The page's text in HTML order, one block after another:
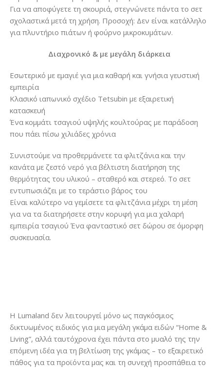
Για να αποφύγετε τη σκουριά, στεγνώνετε πάντα το σετ
σχολαστικά μετά τη χρήση. Προσοχή: Δεν είναι κατάλληλο
για πλυντήριο πιάτων ή φούρνο μικροκυμάτων.
Διαχρονικό & με μεγάλη διάρκεια
Εσωτερικό με εμαγιέ για μια καθαρή και γνήσια γευστική
εμπειρία
Κλασικό ιαπωνικό σχέδιο Tetsubin με εξαιρετική
κατασκευή
Ένα κομμάτι τσαγιού υψηλής κουλτούρας με παράδοση
που πάει πίσω χιλιάδες χρόνια
Συνιστούμε να προθερμάνετε τα φλιτζάνια και την
κανάτα με ζεστό νερό για βέλτιστη διατήρηση της
θερμότητας του υλικού – σταθερό και στερεό. Το σετ
εντυπωσιάζει με το τεράστιο βάρος του
Είναι καλύτερο να γεμίσετε τα φλιτζάνια μέχρι τη μέση
για να τα διατηρήσετε στην κορυφή για μια χαλαρή
εμπειρία τσαγιού Ένα φανταστικό σετ δώρου σε όμορφη
συσκευασία.
Η Lumaland δεν λειτουργεί μόνο ως παγκόσμιος
δικτυωμένος ειδικός για μια μεγάλη γκάμα ειδών “Home &
Living”, αλλά ταυτόχρονα έχει πάντα στο μυαλό της την
επόμενη ιδέα για τη βελτίωση της γκάμας – το εξαιρετικό
πάθος για τα προϊόντα μας και τη συνεχή προσπάθεια το